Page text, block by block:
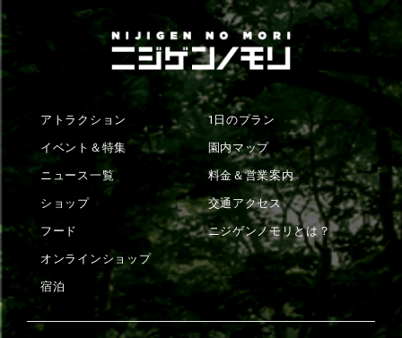
アトラクション
イベント＆特集
ニュース一覧
ショップ
フード
オンラインショップ
宿泊
1日のプラン
園内マップ
料金＆営業案内
交通アクセス
ニジゲンノモリとは？